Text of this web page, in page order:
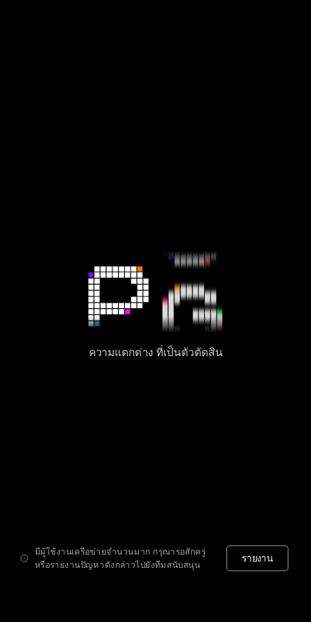
ความแตกต่าง ที่เป็นตัวตัดสิน
มีผู้ใช้งานเครือข่ายจำนวนมาก กรุณารอสักครู่
หรือรายงานปัญหาดังกล่าวไปยังทีมสนับสนุน
รายงาน